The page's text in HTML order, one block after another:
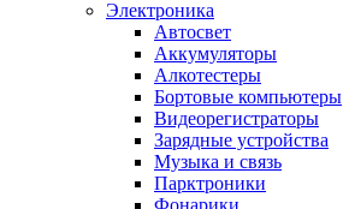
Электроника
Автосвет
Аккумуляторы
Алкотестеры
Бортовые компьютеры
Видеорегистраторы
Зарядные устройства
Музыка и связь
Парктроники
Фонарики